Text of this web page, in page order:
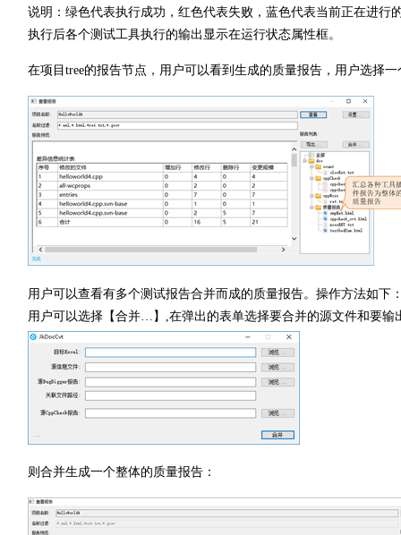
说明：绿色代表执行成功，红色代表失败，蓝色代表当前正在进行
执行后各个测试工具执行的输出显示在运行状态属性框。
在项目tree的报告节点，用户可以看到生成的质量报告，用户选择
用户可以查看有多个测试报告合并而成的质量报告。操作方法如下
用户可以选择【合并…】,在弹出的表单选择要合并的源文件和要
则合并生成一个整体的质量报告：